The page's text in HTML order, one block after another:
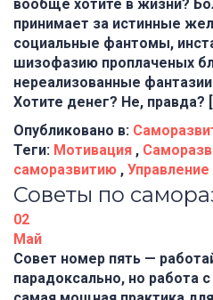
вообще хотите в жизни?
принимает за истинные
социальные фантомы,
шизофазию проплаченых
нереализованные
Хотите денег? Не, правда?
Опубликовано в:
Теги: Мотивация ,
саморазвитию ,
Советы по
02
Май
Совет номер пять —
парадоксально, но работа